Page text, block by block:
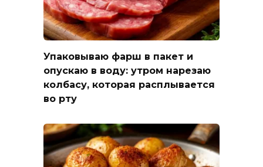
Упаковываю фарш в пакет и
опускаю в воду: утром нарезаю
колбасу, которая расплывается
во рту